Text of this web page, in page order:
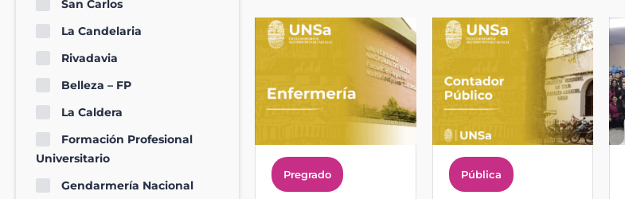
San Carlos
La Candelaria
Rivadavia
Belleza – FP
La Caldera
Formación Profesional
Universitario
Gendarmería Nacional
Pregrado Pública